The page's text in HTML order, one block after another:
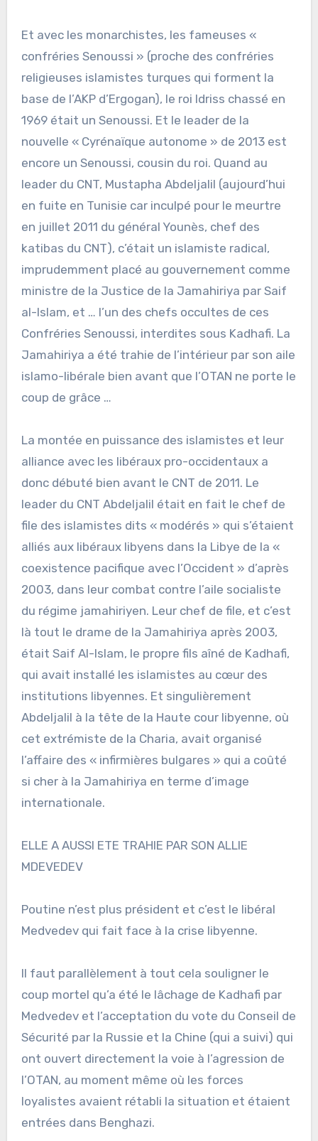
Et avec les monarchistes, les fameuses «
confréries Senoussi » (proche des confréries
religieuses islamistes turques qui forment la
base de l’AKP d’Ergogan), le roi Idriss chassé en
1969 était un Senoussi. Et le leader de la
nouvelle « Cyrénaïque autonome » de 2013 est
encore un Senoussi, cousin du roi. Quand au
leader du CNT, Mustapha Abdeljalil (aujourd’hui
en fuite en Tunisie car inculpé pour le meurtre
en juillet 2011 du général Younès, chef des
katibas du CNT), c’était un islamiste radical,
imprudemment placé au gouvernement comme
ministre de la Justice de la Jamahiriya par Saif
al-Islam, et … l’un des chefs occultes de ces
Confréries Senoussi, interdites sous Kadhafi. La
Jamahiriya a été trahie de l’intérieur par son aile
islamo-libérale bien avant que l’OTAN ne porte le
coup de grâce …
La montée en puissance des islamistes et leur
alliance avec les libéraux pro-occidentaux a
donc débuté bien avant le CNT de 2011. Le
leader du CNT Abdeljalil était en fait le chef de
file des islamistes dits « modérés » qui s’étaient
alliés aux libéraux libyens dans la Libye de la «
coexistence pacifique avec l’Occident » d’après
2003, dans leur combat contre l’aile socialiste
du régime jamahiriyen. Leur chef de file, et c’est
là tout le drame de la Jamahiriya après 2003,
était Saif Al-Islam, le propre fils aîné de Kadhafi,
qui avait installé les islamistes au cœur des
institutions libyennes. Et singulièrement
Abdeljalil à la tête de la Haute cour libyenne, où
cet extrémiste de la Charia, avait organisé
l’affaire des « infirmières bulgares » qui a coûté
si cher à la Jamahiriya en terme d’image
internationale.
ELLE A AUSSI ETE TRAHIE PAR SON ALLIE
MDEVEDEV
Poutine n’est plus président et c’est le libéral
Medvedev qui fait face à la crise libyenne.
Il faut parallèlement à tout cela souligner le
coup mortel qu’a été le lâchage de Kadhafi par
Medvedev et l’acceptation du vote du Conseil de
Sécurité par la Russie et la Chine (qui a suivi) qui
ont ouvert directement la voie à l’agression de
l’OTAN, au moment même où les forces
loyalistes avaient rétabli la situation et étaient
entrées dans Benghazi.